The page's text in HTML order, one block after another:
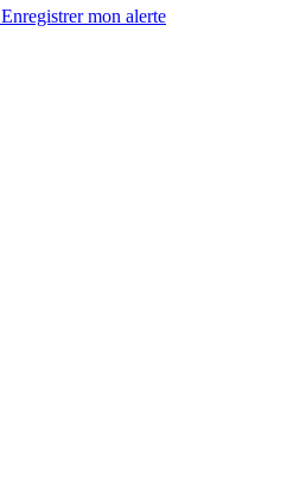
Enregistrermon alerte